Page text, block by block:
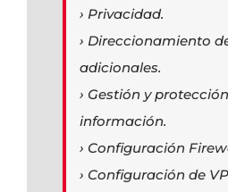
› Privacidad.
› Direccionamiento
adicionales.
› Gestión y
información.
› Configuración
› Configuración de